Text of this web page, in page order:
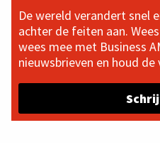
De wereld verandert snel
achter de feiten aan.
wees mee met Business
nieuwsbrieven en houd de